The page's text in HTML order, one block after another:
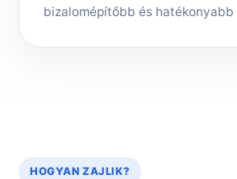
bizalomépítőbb és hatékonyabb
HOGYAN ZAJLIK?